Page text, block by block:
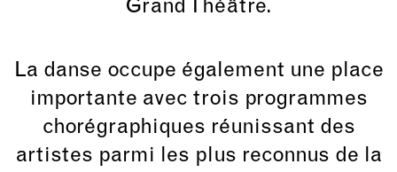
Grand Théâtre.
La danse occupe également une place
importante avec trois programmes
chorégraphiques réunissant des
artistes parmi les plus reconnus de la